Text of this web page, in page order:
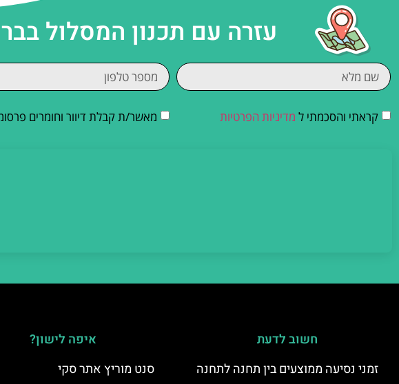
עזרה עם תכנון המסלול
קראתי והסכמתי ל מדיניות הפרטיות מאשר/ת קבלת דיוור וחומרים
חשוב לדעת
זמני נסיעה ממוצעים בין תחנה לתחנה
איפה לישון?
סנט מוריץ אתר סקי